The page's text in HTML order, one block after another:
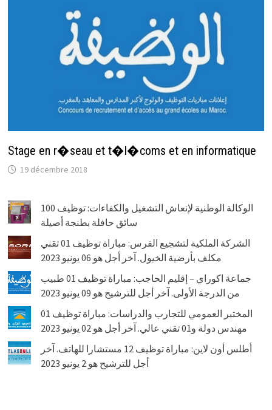
Stage en r�seau et t�l�coms et en informatique
19 décembre 2018
الوكالة الوطنية لإنعاش التشغيل والكفاءات: توظيف 100
سائق حافلة بطنجة أصيلة
الشركة الملكية لتشجيع الفرس: مباراة توظيف 01 تقني
مكلف بأرضية الخيول. آخر أجل هو 06 يونيو 2023
جماعة اكوراي – إقليم الحاجب: مباراة توظيف 01 طبيب
من الدرجة الأولى. آخر أجل للترشيح هو 09 يونيو 2023
المختبر العمومي للتجارب والدراسات: مباراة توظيف 01
مهندس دولة و01 تقني عالي. آخر أجل هو 02 يونيو 2023
أطلس أون لاين: مباراة توظيف 12 مستشارا للهاتف. آخر
أجل للترشيح هو 2 يونيو 2023